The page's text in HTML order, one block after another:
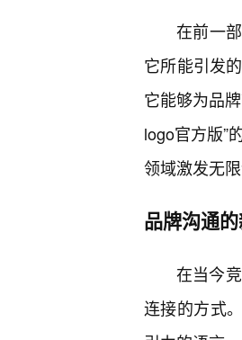
在前一
它所能引发
它能够为品
logo官方版”
领域激发无限
品牌沟通
在当今
连接的方式